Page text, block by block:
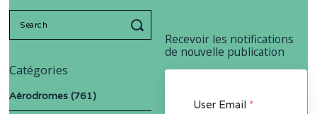
Recevoir les notifications
de nouvelle publication
User Email *
Catégories
Aérodromes (761)